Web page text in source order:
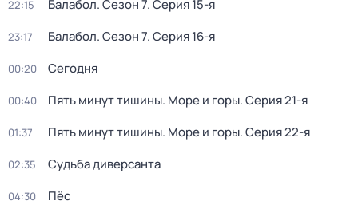
22:15 Балабол. Сезон 7. Серия 15-я
23:17 Балабол. Сезон 7. Серия 16-я
00:20 Сегодня
00:40 Пять минут тишины. Море и горы. Серия 21-я
01:37 Пять минут тишины. Море и горы. Серия 22-я
02:35 Судьба диверсанта
04:30 Пёс